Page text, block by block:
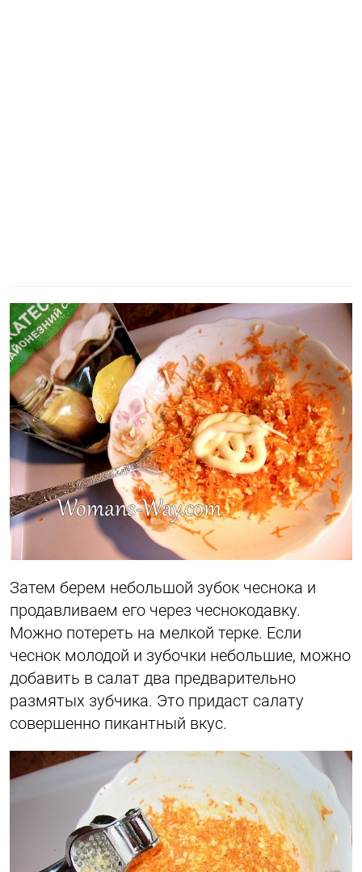
Затем берем небольшой зубок чеснока и
продавливаем его через чеснокодавку.
Можно потереть на мелкой терке. Если
чеснок молодой и зубочки небольшие, можно
добавить в салат два предварительно
размятых зубчика. Это придаст салату
совершенно пикантный вкус.